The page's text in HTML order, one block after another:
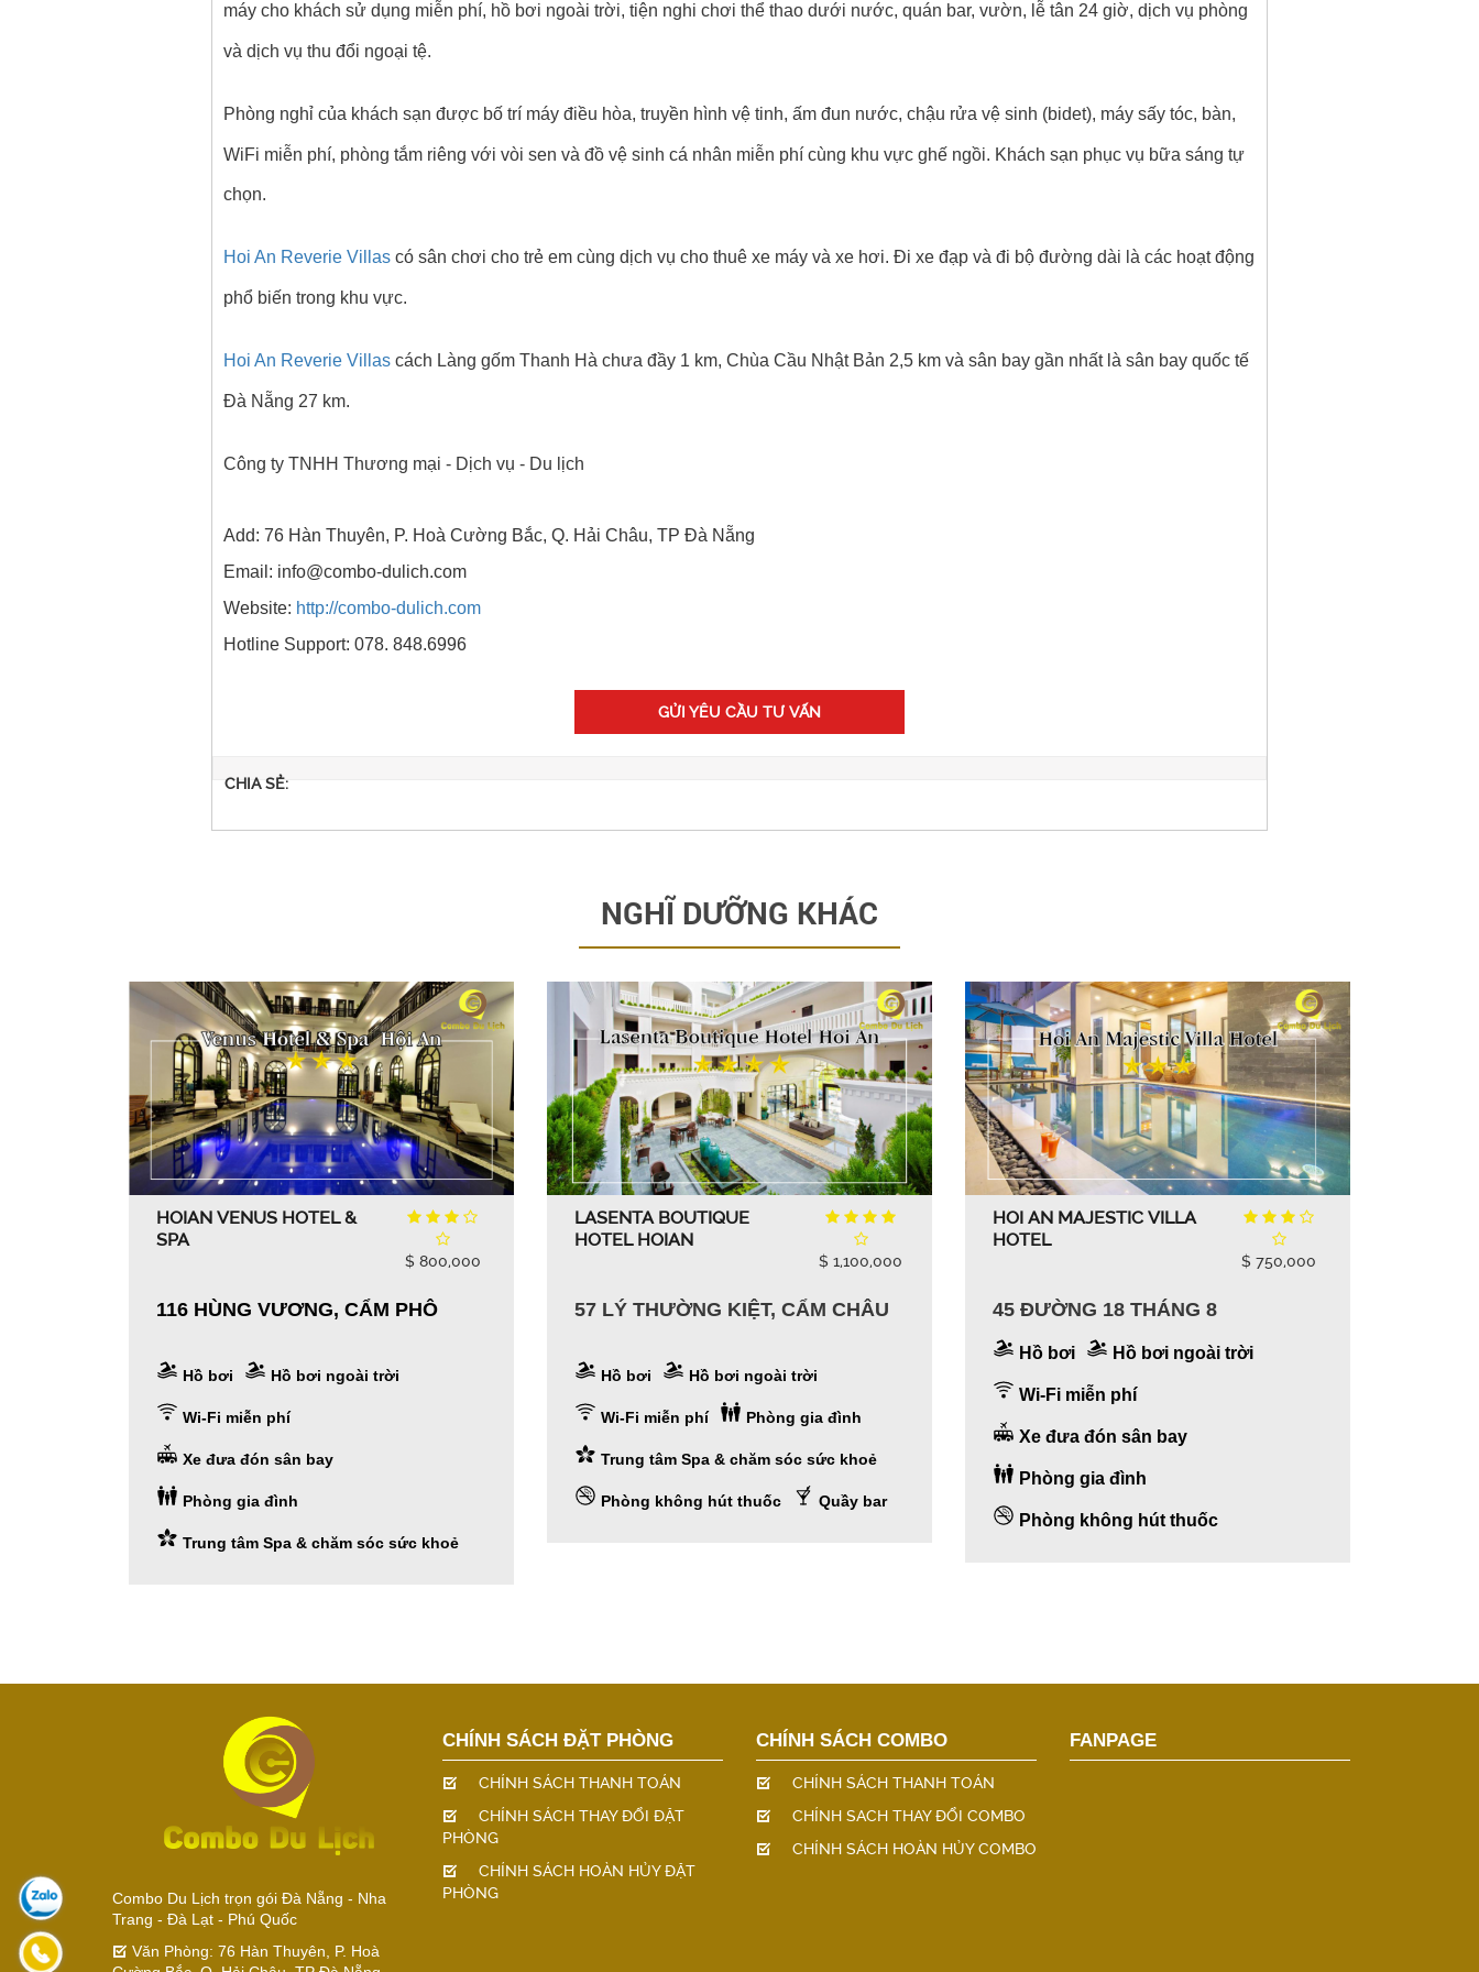
máy cho khách sử dụng miễn phí, hồ bơi ngoài trời, tiện nghi chơi thể thao dưới nước, quán bar, vườn, lễ tân 24 giờ, dịch vụ phòng
và dịch vụ thu đổi ngoại tệ.
Phòng nghỉ của khách sạn được bố trí máy điều hòa, truyền hình vệ tinh, ấm đun nước, chậu rửa vệ sinh (bidet), máy sấy tóc, bàn,
WiFi miễn phí, phòng tắm riêng với vòi sen và đồ vệ sinh cá nhân miễn phí cùng khu vực ghế ngồi. Khách sạn phục vụ bữa sáng tự
chọn.
Hoi An Reverie Villas có sân chơi cho trẻ em cùng dịch vụ cho thuê xe máy và xe hơi. Đi xe đạp và đi bộ đường dài là các hoạt động
phổ biến trong khu vực.
Hoi An Reverie Villas cách Làng gốm Thanh Hà chưa đầy 1 km, Chùa Cầu Nhật Bản 2,5 km và sân bay gần nhất là sân bay quốc tế
Đà Nẵng 27 km.
Công ty TNHH Thương mại - Dịch vụ - Du lịch
Add: 76 Hàn Thuyên, P. Hoà Cường Bắc, Q. Hải Châu, TP Đà Nẵng
Email: info@combo-dulich.com
Website: http://combo-dulich.com
Hotline Support: 078. 848.6996
GỬI YÊU CẦU TƯ VẤN
CHIA SẺ:
NGHĨ DƯỠNG KHÁC
HOIAN VENUS HOTEL &
SPA
$ 800,000
116 HÙNG VƯƠNG, CẨM PHÔ
Hồ bơi Hồ bơi ngoài trời
Wi-Fi miễn phí
Xe đưa đón sân bay
Phòng gia đình
Trung tâm Spa & chăm sóc sức khoẻ
LASENTA BOUTIQUE
HOTEL HOIAN
$ 1,100,000
57 LÝ THƯỜNG KIỆT, CẨM CHÂU
Hồ bơi Hồ bơi ngoài trời
Wi-Fi miễn phí Phòng gia đình
Trung tâm Spa & chăm sóc sức khoẻ
Phòng không hút thuốc Quầy bar
HOI AN MAJESTIC VILLA
HOTEL
$ 750,000
45 ĐƯỜNG 18 THÁNG 8
Hồ bơi Hồ bơi ngoài trời
Wi-Fi miễn phí
Xe đưa đón sân bay
Phòng gia đình
Phòng không hút thuốc
Combo Du Lịch trọn gói Đà Nẵng - Nha
Trang - Đà Lạt - Phú Quốc
Văn Phòng: 76 Hàn Thuyên, P. Hoà
CHÍNH SÁCH ĐẶT PHÒNG
CHÍNH SÁCH THANH TOÁN
CHÍNH SÁCH THAY ĐỔI ĐẶT
PHÒNG
CHÍNH SÁCH HOÀN HỦY ĐẶT
PHÒNG
CHÍNH SÁCH COMBO
CHÍNH SÁCH THANH TOÁN
CHÍNH SACH THAY ĐỔI COMBO
CHÍNH SÁCH HOÀN HỦY COMBO
FANPAGE